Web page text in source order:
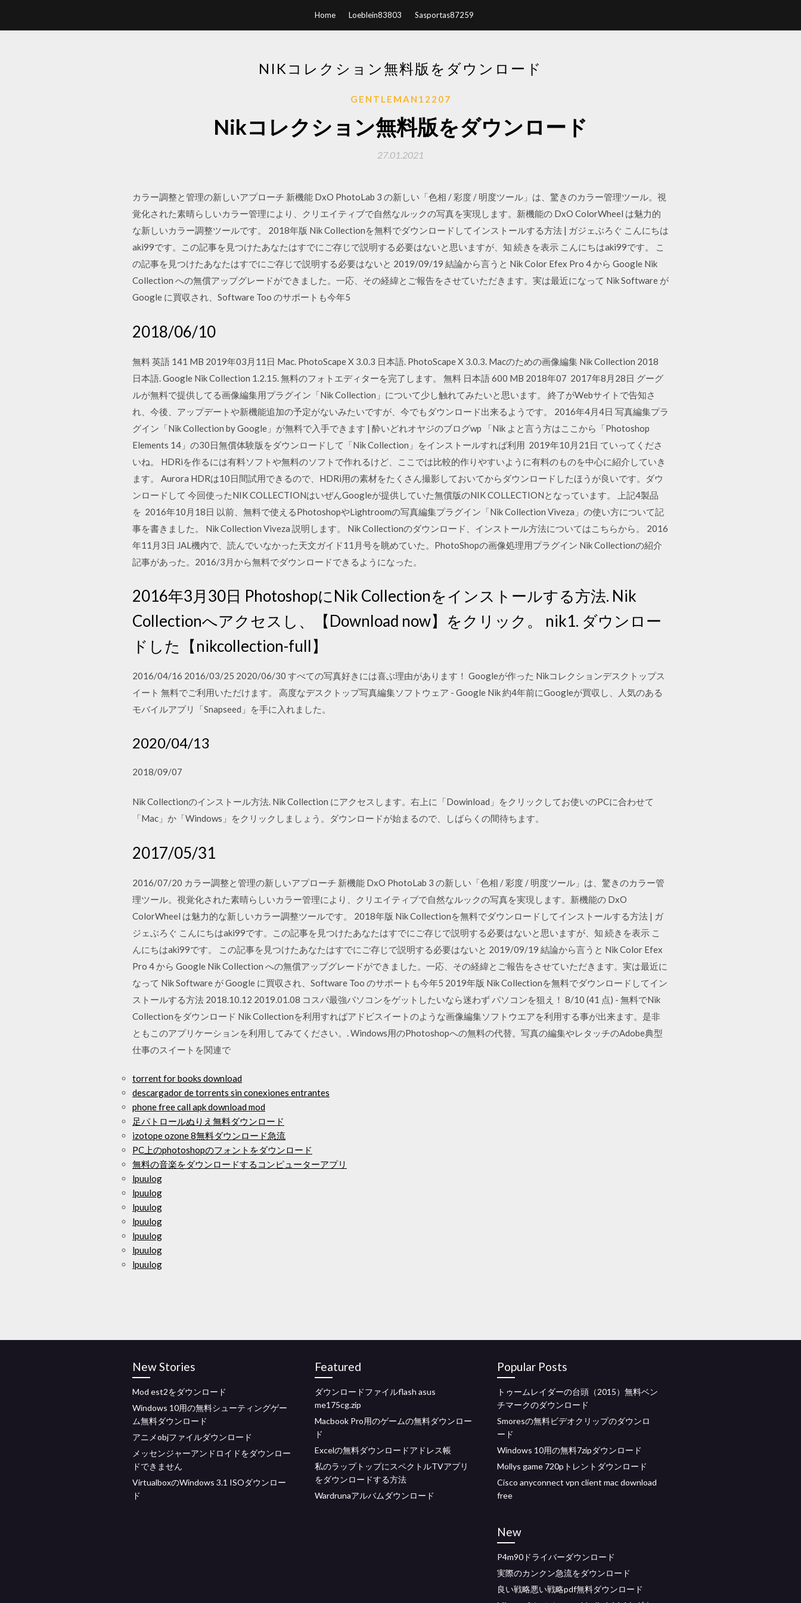
Home Loeblein83803 Sasportas87259
NIKコレクション無料版をダウンロード
GENTLEMAN12207
Nikコレクション無料版をダウンロード
27.01.2021
カラー調整と管理の新しいアプローチ 新機能 DxO PhotoLab 3 の新しい「色相 / 彩度 / 明度ツール」は、驚きのカラー管理ツール。視
覚化された素晴らしいカラー管理により、クリエイティブで自然なルックの写真を実現します。新機能の DxO ColorWheel は魅力的
な新しいカラー調整ツールです。 2018年版 Nik Collectionを無料でダウンロードしてインストールする方法 | ガジェぶろぐ こんにちは
aki99です。この記事を見つけたあなたはすでにご存じで説明する必要はないと思いますが、知 続きを表示 こんにちはaki99です。 こ
の記事を見つけたあなたはすでにご存じで説明する必要はないと 2019/09/19 結論から言うと Nik Color Efex Pro 4 から Google Nik
Collection への無償アップグレードができました。一応、その経緯とご報告をさせていただきます。実は最近になって Nik Software が
Google に買収され、Software Too のサポートも今年5
2018/06/10
無料 英語 141 MB 2019年03月11日 Mac. PhotoScape X 3.0.3 日本語. PhotoScape X 3.0.3. Macのための画像編集 Nik Collection 2018
日本語. Google Nik Collection 1.2.15. 無料のフォトエディターを完了します。 無料 日本語 600 MB 2018年07 2017年8月28日 グーグ
ルが無料で提供してる画像編集用プラグイン「Nik Collection」について少し触れてみたいと思います。 終了がWebサイトで告知さ
れ、今後、アップデートや新機能追加の予定がないみたいですが、今でもダウンロード出来るようです。 2016年4月4日 写真編集プラ
グイン「Nik Collection by Google」が無料で入手できます | 酔いどれオヤジのブログwp 「Nik よと言う方はここから「Photoshop
Elements 14」の30日無償体験版をダウンロードして「Nik Collection」をインストールすれば利用 2019年10月21日 ていってくださ
いね。 HDRiを作るには有料ソフトや無料のソフトで作れるけど、ここでは比較的作りやすいように有料のものを中心に紹介していき
ます。 Aurora HDRは10日間試用できるので、HDRi用の素材をたくさん撮影しておいてからダウンロードしたほうが良いです。ダウ
ンロードして 今回使ったNIK COLLECTIONはいぜんGoogleが提供していた無償版のNIK COLLECTIONとなっています。 上記4製品
を 2016年10月18日 以前、無料で使えるPhotoshopやLightroomの写真編集プラグイン「Nik Collection Viveza」の使い方について記
事を書きました。 Nik Collection Viveza 説明します。 Nik Collectionのダウンロード、インストール方法についてはこちらから。 2016
年11月3日 JAL機内で、読んでいなかった天文ガイド11月号を眺めていた。PhotoShopの画像処理用プラグイン Nik Collectionの紹介
記事があった。2016/3月から無料でダウンロードできるようになった。
2016年3月30日 PhotoshopにNik Collectionをインストールする方法. Nik
Collectionへアクセスし、【Download now】をクリック。 nik1. ダウンロー
ドした【nikcollection-full】
2016/04/16 2016/03/25 2020/06/30 すべての写真好きには喜ぶ理由があります！ Googleが作った Nikコレクションデスクトップス
イート 無料でご利用いただけます。 高度なデスクトップ写真編集ソフトウェア - Google Nik 約4年前にGoogleが買収し、人気のある
モバイルアプリ「Snapseed」を手に入れました。
2020/04/13
2018/09/07
Nik Collectionのインストール方法. Nik Collection にアクセスします。右上に「Dowinload」をクリックしてお使いのPCに合わせて
「Mac」か「Windows」をクリックしましょう。ダウンロードが始まるので、しばらくの間待ちます。
2017/05/31
2016/07/20 カラー調整と管理の新しいアプローチ 新機能 DxO PhotoLab 3 の新しい「色相 / 彩度 / 明度ツール」は、驚きのカラー管
理ツール。視覚化された素晴らしいカラー管理により、クリエイティブで自然なルックの写真を実現します。新機能の DxO
ColorWheel は魅力的な新しいカラー調整ツールです。 2018年版 Nik Collectionを無料でダウンロードしてインストールする方法 | ガ
ジェぶろぐ こんにちはaki99です。この記事を見つけたあなたはすでにご存じで説明する必要はないと思いますが、知 続きを表示 こ
んにちはaki99です。 この記事を見つけたあなたはすでにご存じで説明する必要はないと 2019/09/19 結論から言うと Nik Color Efex
Pro 4 から Google Nik Collection への無償アップグレードができました。一応、その経緯とご報告をさせていただきます。実は最近に
なって Nik Software が Google に買収され、Software Too のサポートも今年5 2019年版 Nik Collectionを無料でダウンロードしてイン
ストールする方法 2018.10.12 2019.01.08 コスパ最強パソコンをゲットしたいなら迷わず パソコンを狙え！ 8/10 (41 点) - 無料でNik
Collectionをダウンロード Nik Collectionを利用すればアドビスイートのような画像編集ソフトウエアを利用する事が出来ます。是非
ともこのアプリケーションを利用してみてください。. Windows用のPhotoshopへの無料の代替。写真の編集やレタッチのAdobe典型
仕事のスイートを関連で
torrent for books download
descargador de torrents sin conexiones entrantes
phone free call apk download mod
足パトロールぬりえ無料ダウンロード
izotope ozone 8無料ダウンロード急流
PC上のphotoshopのフォントをダウンロード
無料の音楽をダウンロードするコンピューターアプリ
lpuulog
lpuulog
lpuulog
lpuulog
lpuulog
lpuulog
lpuulog
New Stories
Mod est2をダウンロード
Windows 10用の無料シューティングゲー
ム無料ダウンロード
アニメobjファイルダウンロード
メッセンジャーアンドロイドをダウンロー
ドできません
VirtualboxのWindows 3.1 ISOダウンロー
ド
Featured
ダウンロードファイルflash asus
me175cg.zip
Macbook Pro用のゲームの無料ダウンロー
ド
Excelの無料ダウンロードアドレス帳
私のラップトップにスペクトルTVアプリ
をダウンロードする方法
Wardrunaアルバムダウンロード
Popular Posts
トゥームレイダーの台頭（2015）無料ベン
チマークのダウンロード
Smoresの無料ビデオクリップのダウンロ
ード
Windows 10用の無料7zipダウンロード
Mollys game 720pトレントダウンロード
Cisco anyconnect vpn client mac download
free
New
P4m90ドライバーダウンロード
実際のカンクン急流をダウンロード
良い戦略悪い戦略pdf無料ダウンロード